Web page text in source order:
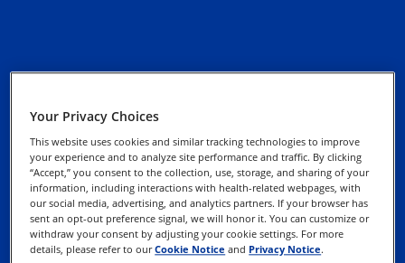
Cookie-Erklæring
Utøv dine rettigheter
Your Privacy Choices
This website uses cookies and similar tracking technologies to improve
your experience and to analyze site performance and traffic. By clicking
“Accept,” you consent to the collection, use, storage, and sharing of your
information, including interactions with health-related webpages, with
our social media, advertising, and analytics partners. If your browser has
sent an opt-out preference signal, we will honor it. You can customize or
withdraw your consent by adjusting your cookie settings. For more
details, please refer to ourCookie Notice and Privacy Notice.